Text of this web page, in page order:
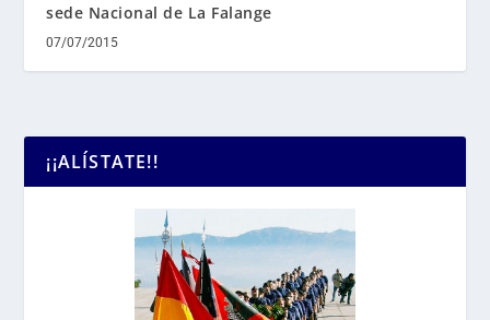
sede Nacional de La Falange
07/07/2015
¡¡ALÍSTATE!!